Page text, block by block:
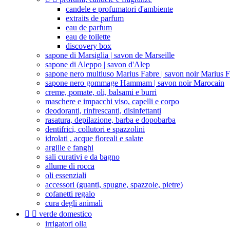
candele e profumatori d'ambiente
extraits de parfum
eau de parfum
eau de toilette
discovery box
sapone di Marsiglia | savon de Marseille
sapone di Aleppo | savon d'Alep
sapone nero multiuso Marius Fabre | savon noir Marius
sapone nero gommage Hammam | savon noir Marocain
creme, pomate, oli, balsami e burri
maschere e impacchi viso, capelli e corpo
deodoranti, rinfrescanti, disinfettanti
rasatura, depilazione, barba e dopobarba
dentifrici, collutori e spazzolini
idrolati , acque floreali e salate
argille e fanghi
sali curativi e da bagno
allume di rocca
oli essenziali
accessori (guanti, spugne, spazzole, pietre)
cofanetti regalo
cura degli animali
  verde domestico
irrigatori olla